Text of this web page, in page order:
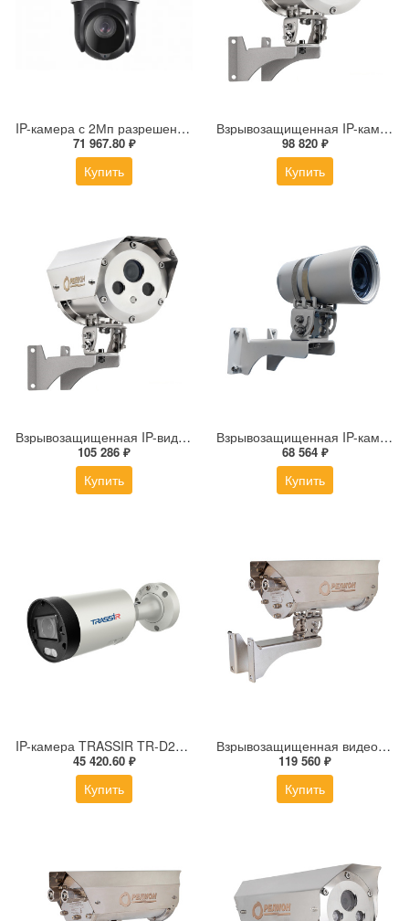
IP-камера с 2Мп разрешением DS-2DE4225IW-DE(S5)
71 967.80 ₽
Купить
Взрывозащищенная IP-камера Релион Релион-Exd-Н-100-ИК-IP5Мп3.6mm-PoE-МК-TR
98 820 ₽
Купить
Взрывозащищенная IP-видеокамера Релион Релион-Exd-Н-100-ИК-IP5Мп2.7-13.5Z-PoE-SD-МК-TR
105 286 ₽
Купить
Взрывозащищенная IP-камера Релион-Exd-М-50-ИК-IP4Мп3.6mm-PoE-TR
68 564 ₽
Купить
IP-камера TRASSIR TR-D2183ZIR6 v7 (2.7-13.5 мм)
45 420.60 ₽
Купить
Взрывозащищенная видеокамера Релион Релион-Exd-Н-150-ИК-IP8Мп2.7-13.5Z-220-SD-МК-TR
119 560 ₽
Купить